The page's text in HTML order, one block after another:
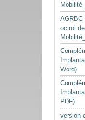
AGRBC
octroi
Word)
PDF)
version